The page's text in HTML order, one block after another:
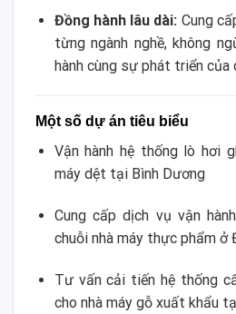
Đồng hành lâu dài: Cung
từng ngành nghề, không
hành cùng sự phát triển của
Một số dự án tiêu biểu
Vận hành hệ thống lò hơi
máy dệt tại Bình Dương
Cung cấp dịch vụ vận
chuỗi nhà máy thực phẩm ở
Tư vấn cải tiến hệ thống
cho nhà máy gỗ xuất khẩu